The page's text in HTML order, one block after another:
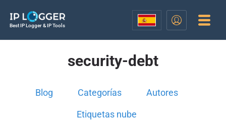
Best IP Logger & IP Tools
security-debt
Blog Categorías Autores
Etiquetas nube